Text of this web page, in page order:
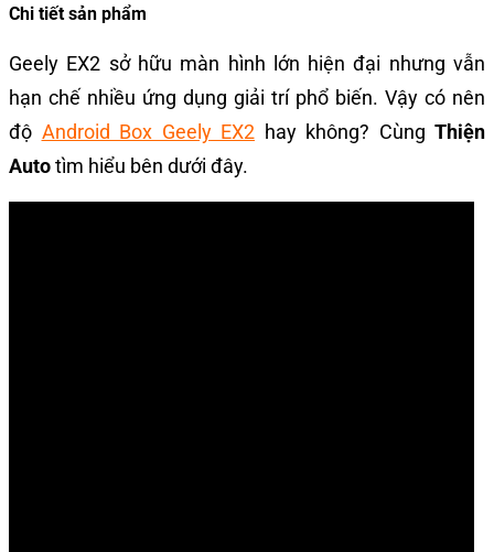
Chi tiết sản phẩm
Geely EX2 sở hữu màn hình lớn hiện đại nhưng vẫn
hạn chế nhiều ứng dụng giải trí phổ biến. Vậy có nên
độ Android Box Geely EX2 hay không? Cùng Thiện
Autotìm hiểu bên dưới đây.